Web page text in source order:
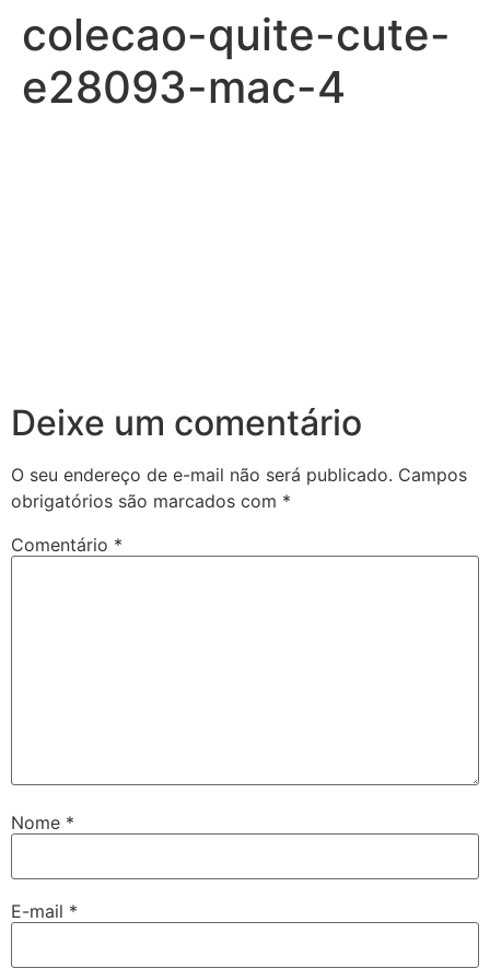
colecao-quite-cute-
e28093-mac-4
Deixe um comentário
O seu endereço de e-mail não será publicado. Campos
obrigatórios são marcados com *
Comentário *
Nome *
E-mail *